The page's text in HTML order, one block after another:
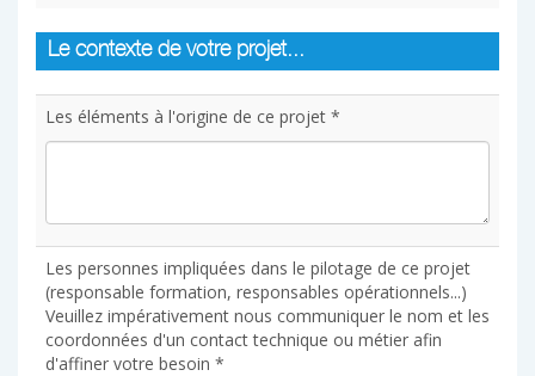
Le contexte de votre projet...
Les éléments à l'origine de ce projet *
Les personnes impliquées dans le pilotage de ce projet
(responsable formation, responsables opérationnels...)
Veuillez impérativement nous communiquer le nom et les
coordonnées d'un contact technique ou métier afin
d'affiner votre besoin *